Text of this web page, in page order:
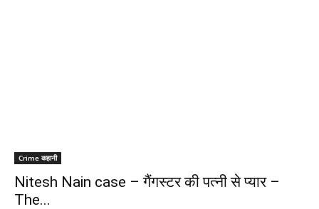
Crime कहानी
Nitesh Nain case – गैंगस्टर की पत्नी से प्यार –
The...